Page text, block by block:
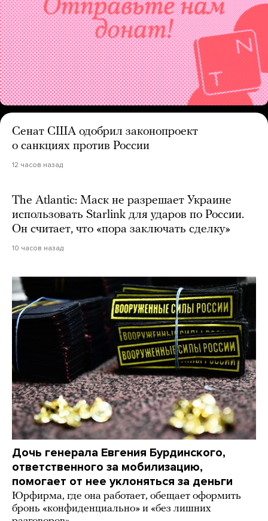
Сенат США одобрил законопроект
о санкциях против России
12 часов назад
The Atlantic: Маск не разрешает Украине
использовать Starlink для ударов по России.
Он считает, что «пора заключать сделку»
10 часов назад
Дочь генерала Евгения Бурдинского,
ответственного за мобилизацию,
помогает от нее уклоняться за деньги
Юрфирма, где она работает, обещает оформить
бронь «конфиденциально» и «без лишних